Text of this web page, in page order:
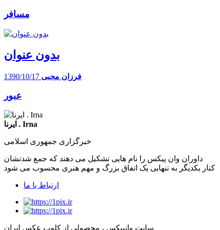
مسافر
بدون عنوان
فرزان محبی 1390/10/17
عبور
ایرنا . Irna
خبرگزاری جمهوری اسلامی
داوران وان پیکس را نام هایی تشکیل می دهند که جمع شدنشان
کنار یکدیگر به تنهایی یک اتفاق بزرگ و مهم هنری محسوب می شود
ارتباط با ما
سایت وانپیکس ، محصولی از کلوپ عکس ایران